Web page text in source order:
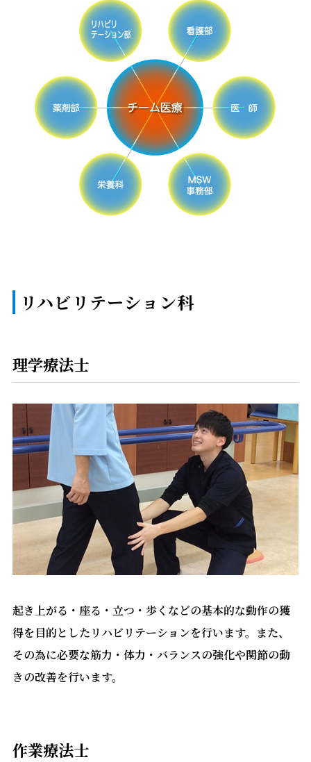
リハビリテーション科
理学療法士
起き上がる・座る・立つ・歩くなどの基本的な動作の獲
得を目的としたリハビリテーションを行います。また、
その為に必要な筋力・体力・バランスの強化や関節の動
きの改善を行います。
作業療法士